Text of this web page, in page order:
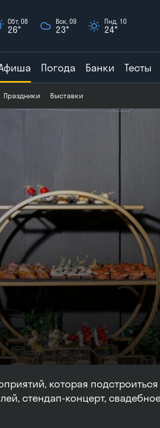
Сбт, 08
26°
Вск, 09
23°
Пнд, 10
24°
Погода Банки Тесты
Праздники Выставки
которая
стендап-концерт,